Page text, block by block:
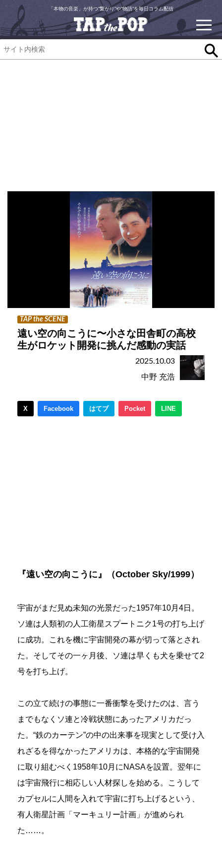
「本物の音楽」が持つ“繋がり”や“物語”を毎日コラム配信
TAP the SCENE
遠い空の向こうに〜小さな田舎町の高校
生がロケット開発に挑んだ感動の実話
2025.10.03
中野 充浩
X Facebook はてブ Pocket LINE
『遠い空の向こうに』（October Sky/1999）
宇宙がまだ見ぬ未知の光景だった1957年10月4日。
ソ連は人類初の人工衛星スプートニク1号の打ち上げ
に成功。これを機に宇宙開発の幕が切って落とされ
た。そしてその一ヶ月後、ソ連は早くも犬を乗せて2
号を打ち上げ。
この立て続けの事態に一番衝撃を受けたのは、言う
までもなくソ連と冷戦状態にあったアメリカだっ
た。“鉄のカーテン”の中の出来事を現実として受け入
れざるを得なかったアメリカは、本格的な宇宙開発
に取り組むべく1958年10月にNASAを設置。翌年に
は宇宙飛行に相応しい人材探しを始める。こうして
カプセルに人間を入れて宇宙に打ち上げるという、
有人衛星計画「マーキュリー計画」が進められ
た……。